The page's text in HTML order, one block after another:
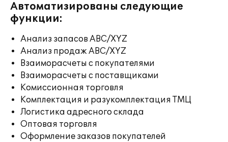
Автоматизированы следующие
функции:
Анализ запасов ABC/XYZ
Анализ продаж ABC/XYZ
Взаиморасчеты с покупателями
Взаиморасчеты с поставщиками
Комиссионная торговля
Комплектация и разукомплектация ТМЦ
Логистика адресного склада
Оптовая торговля
Оформление заказов покупателей